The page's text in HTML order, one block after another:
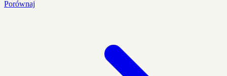
Porównaj